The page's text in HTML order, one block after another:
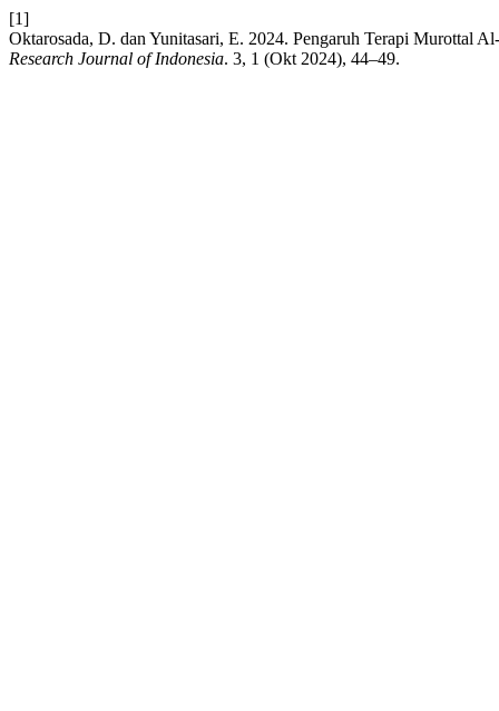
[1]
Oktarosada, D. dan Yunitasari, E. 2024. Pengaruh Terapi Murottal
Research Journal of Indonesia. 3, 1 (Okt 2024), 44–49.